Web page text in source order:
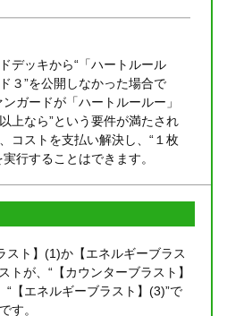
デッキから“「ハートルール
３”を公開しなかった場合で
ガードが「ハートルールー」
上なら”という要件が満たされ
コストを支払い解決し、“１枚
行することはできます。
スト】(1)か【エネルギーブラス
トが、“【カウンターブラスト】
“【エネルギーブラスト】(3)”で
す。